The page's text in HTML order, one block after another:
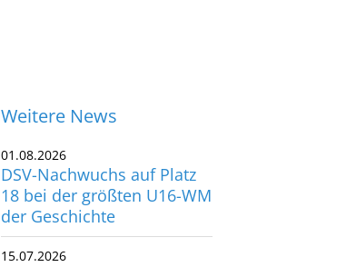
Weitere News
01.08.2026
DSV-Nachwuchs auf Platz
18 bei der größten U16-WM
der Geschichte
15.07.2026